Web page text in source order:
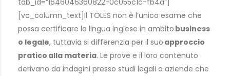
[vc_column_text]Il TOLES non è l’unico esame che
possa certificare la lingua inglese in ambito business
o legale, tuttavia si differenzia per il suo approccio
pratico alla materia. Le prove e il loro contenuto
derivano da indagini presso studi legali o aziende che